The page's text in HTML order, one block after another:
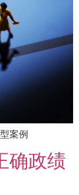
案例
确政绩